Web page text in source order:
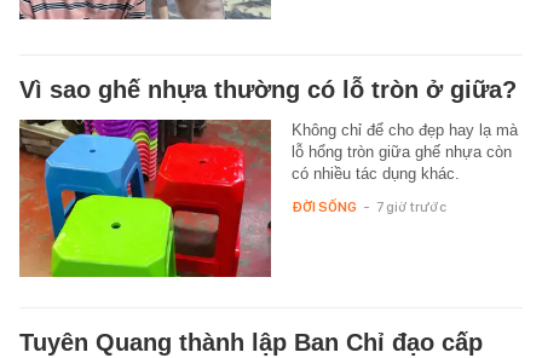
Vì sao ghế nhựa thường có lỗ tròn ở giữa?
Không chỉ để cho đẹp hay lạ mà
lỗ hổng tròn giữa ghế nhựa còn
có nhiều tác dụng khác.
ĐỜI SỐNG - 7 giờ trước
Tuyên Quang thành lập Ban Chỉ đạo cấp